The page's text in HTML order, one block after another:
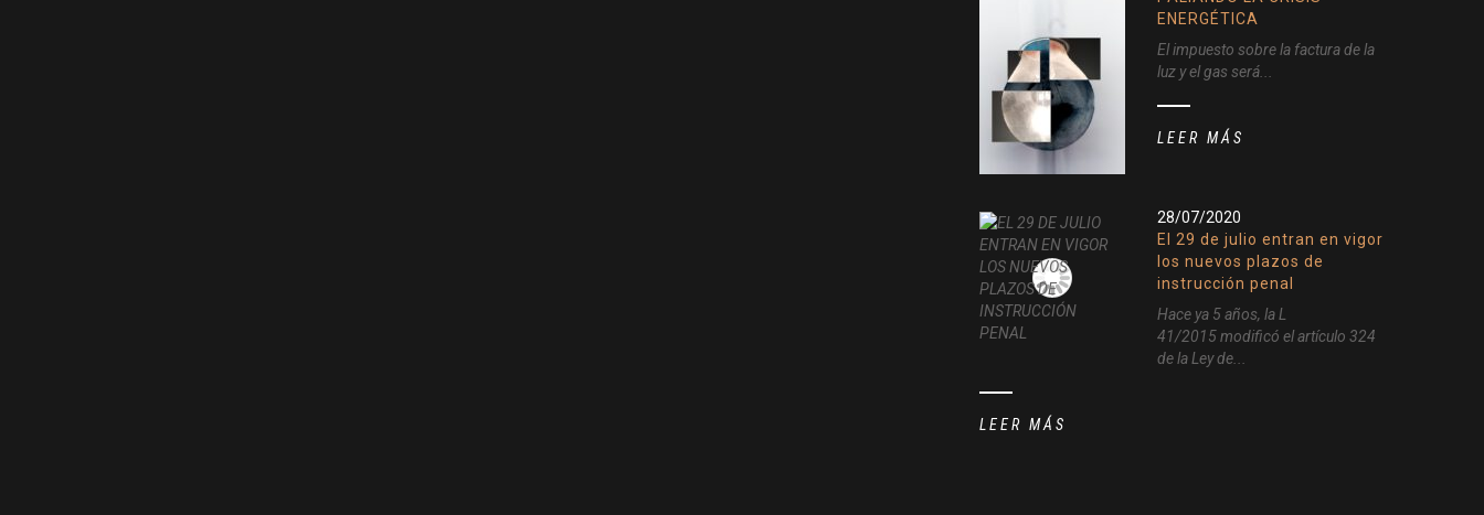
ENERGÉTICA
El impuesto sobre la factura de la
luz y el gas será...
LEER MÁS
28/07/2020
El 29 de julio entran en vigor
los nuevos plazos de
instrucción penal
Hace ya 5 años, la L
41/2015 modificó el artículo 324
de la Ley de...
LEER MÁS